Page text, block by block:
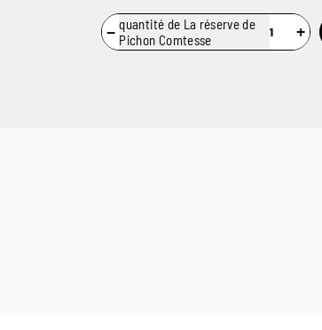
− quantité de La réserve de
Pichon Comtesse
+